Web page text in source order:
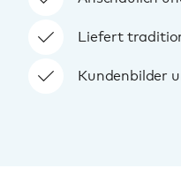
Liefert
Kundenbilder